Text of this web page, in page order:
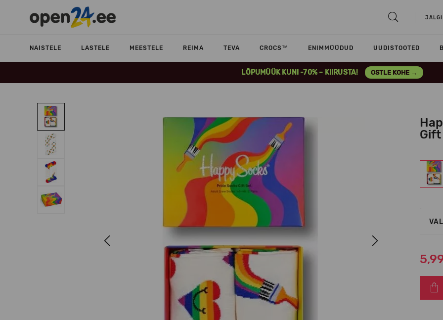
JÄLGI
NAISTELE LASTELE MEESTELE REIMA TEVA CROCS™ ENIMMÜÜDUD UUDISTOOTED
LÕPUMÜÜK KUNI -70% – KIIRUSTA! OSTLE KOHE →
Next
Gift